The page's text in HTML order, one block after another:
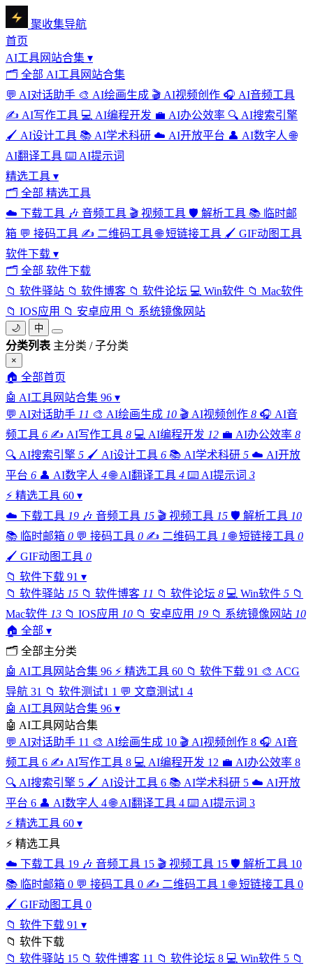
聚收集导航
首页
AI工具网站合集 ▾
🗂 全部 AI工具网站合集
💬 AI对话助手 🎨 AI绘画生成 🎬 AI视频创作 🎧 AI音频工具
✍️ AI写作工具 💻 AI编程开发 💼 AI办公效率 🔍 AI搜索引擎
🖌️ AI设计工具 📚 AI学术科研 ☁️ AI开放平台 👤 AI数字人 🌐
AI翻译工具 ⌨️ AI提示词
精选工具 ▾
🗂 全部 精选工具
☁️ 下载工具 🎶 音频工具 🎬 视频工具 🛡️ 解析工具 📚 临时邮
箱 💬 接码工具 ✍️ 二维码工具 🌐 短链接工具 🖌️ GIF动图工具
软件下载 ▾
🗂 全部 软件下载
📁 软件驿站 📁 软件博客 📁 软件论坛 💻 Win软件 📁 Mac软件
📁 IOS应用 📁 安卓应用 📁 系统镜像网站
🌙 中
分类列表 主分类 / 子分类
×
🏠 全部首页
🤖 AI工具网站合集 96 ▾
💬 AI对话助手 11 🎨 AI绘画生成 10 🎬 AI视频创作 8 🎧 AI音
频工具 6 ✍️ AI写作工具 8 💻 AI编程开发 12 💼 AI办公效率 8
🔍 AI搜索引擎 5 🖌️ AI设计工具 6 📚 AI学术科研 5 ☁️ AI开放
平台 6 👤 AI数字人 4 🌐 AI翻译工具 4 ⌨️ AI提示词 3
⚡ 精选工具 60 ▾
☁️ 下载工具 19 🎶 音频工具 15 🎬 视频工具 15 🛡️ 解析工具 10
📚 临时邮箱 0 💬 接码工具 0 ✍️ 二维码工具 1 🌐 短链接工具 0
🖌️ GIF动图工具 0
📁 软件下载 91 ▾
📁 软件驿站 15 📁 软件博客 11 📁 软件论坛 8 💻 Win软件 5 📁
Mac软件 13 📁 IOS应用 10 📁 安卓应用 19 📁 系统镜像网站 10
🏠 全部 ▾
🗂 全部主分类
🤖 AI工具网站合集 96 ⚡ 精选工具 60 📁 软件下载 91 🎨 ACG
导航 31 📁 软件测试1 1 💬 文章测试1 4
🤖 AI工具网站合集 96 ▾
🤖 AI工具网站合集
💬 AI对话助手 11 🎨 AI绘画生成 10 🎬 AI视频创作 8 🎧 AI音
频工具 6 ✍️ AI写作工具 8 💻 AI编程开发 12 💼 AI办公效率 8
🔍 AI搜索引擎 5 🖌️ AI设计工具 6 📚 AI学术科研 5 ☁️ AI开放
平台 6 👤 AI数字人 4 🌐 AI翻译工具 4 ⌨️ AI提示词 3
⚡ 精选工具 60 ▾
⚡ 精选工具
☁️ 下载工具 19 🎶 音频工具 15 🎬 视频工具 15 🛡️ 解析工具 10
📚 临时邮箱 0 💬 接码工具 0 ✍️ 二维码工具 1 🌐 短链接工具 0
🖌️ GIF动图工具 0
📁 软件下载 91 ▾
📁 软件下载
📁 软件驿站 15 📁 软件博客 11 📁 软件论坛 8 💻 Win软件 5 📁